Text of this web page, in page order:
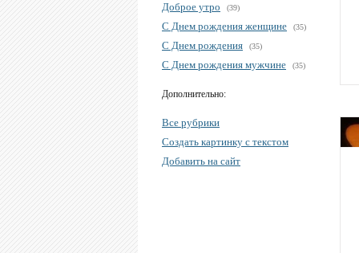
Доброе утро (39)
С Днем рождения женщине (35)
С Днем рождения (35)
С Днем рождения мужчине (35)
Дополнительно:
Все рубрики
Создать картинку с текстом
Добавить на сайт